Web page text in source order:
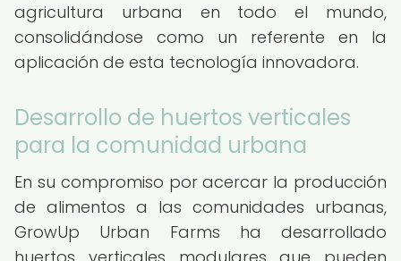
agricultura urbana en todo el mundo,
consolidándose como un referente en la
aplicación de esta tecnología innovadora.
Desarrollo de huertos verticales
para la comunidad urbana
En su compromiso por acercar la producción
de alimentos a las comunidades urbanas,
GrowUp Urban Farms ha desarrollado